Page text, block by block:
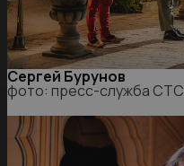
Сергей Бурунов
фото: пресс-служба СТС